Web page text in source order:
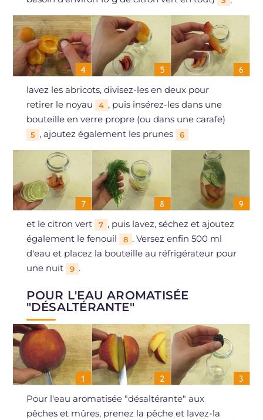
lavez les abricots, divisez-les en deux pour
retirer le noyau
4 , puis insérez-les dans une
bouteille en verre propre (ou dans une carafe)
5 , ajoutez également les prunes 6
et le citron vert 7 , puis lavez, séchez et ajoutez
également le fenouil
8 . Versez enfin 500 ml
d'eau et placez la bouteille au réfrigérateur pour
une nuit
9 .
POUR L'EAU AROMATISÉE
"DÉSALTÉRANTE"
Pour l'eau aromatisée "désaltérante" aux
pêches et mûres, prenez la pêche et lavez-la